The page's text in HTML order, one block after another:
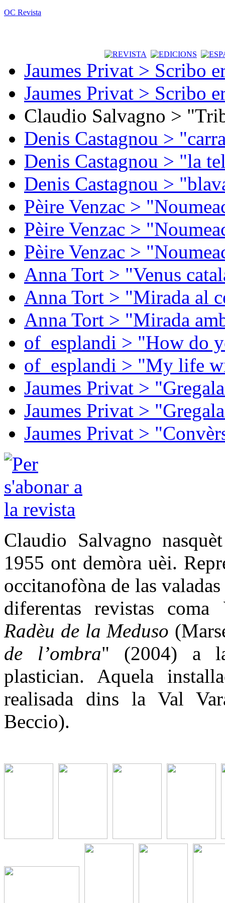
OC Revista
Jaumes Privat > Scribo
Jaumes Privat > Scribo
Claudio Salvagno >
Denis Castagnou >
Denis Castagnou > "la
Denis Castagnou >
Pèire Venzac >
Pèire Venzac >
Pèire Venzac >
Anna Tort > "Venus
Anna Tort > "Mirada al
Anna Tort > "Mirada
of_esplandi > "How do
of_esplandi > "My life
Jaumes Privat >
Jaumes Privat >
Jaumes Privat >
Claudio Salvagno
1955 ont demòra uèi.
occitanofòna de las
diferentas revistas coma
Radèu de la Meduso
de l’ombra" (2004) a
plastician. Aquela
realisada dins la Val
Beccio).